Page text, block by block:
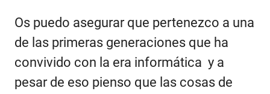
Os puedo asegurar que pertenezco a una
de las primeras generaciones que ha
convivido con la era informática y a
pesar de eso pienso que las cosas de